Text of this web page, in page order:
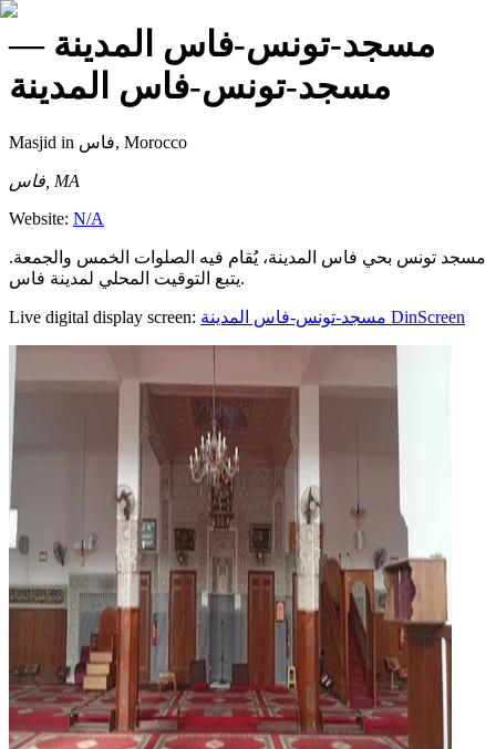
مسجد-تونس-فاس المدينة —
مسجد-تونس-فاس المدينة
Masjid in فاس, Morocco
فاس, MA
Website: N/A
مسجد تونس بحي فاس المدينة، يُقام فيه الصلوات الخمس والجمعة.
يتبع التوقيت المحلي لمدينة فاس.
Live digital display screen: مسجد-تونس-فاس المدينة DinScreen